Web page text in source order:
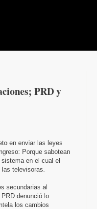
PRD y
en enviar las leyes
Porque sabotean
en el cual el
televisoras.
secundarias al
PRD denunció lo
los cambios